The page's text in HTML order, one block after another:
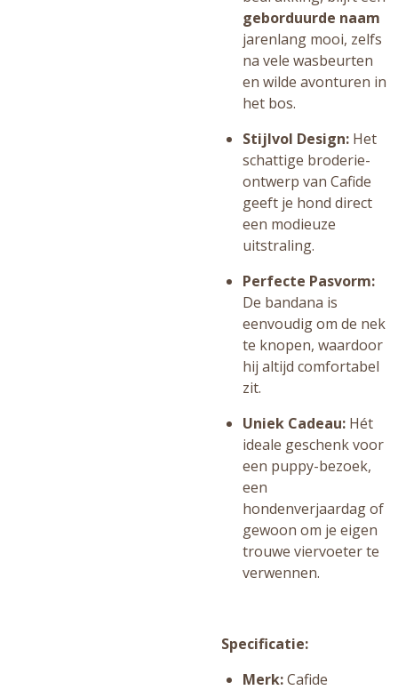
geborduurde naam
jarenlang mooi, zelfs
na vele wasbeurten
en wilde avonturen in
het bos.
Stijlvol Design: Het
schattige broderie-
ontwerp van Cafide
geeft je hond direct
een modieuze
uitstraling.
Perfecte Pasvorm:
De bandana is
eenvoudig om de nek
te knopen, waardoor
hij altijd comfortabel
zit.
Uniek Cadeau: Hét
ideale geschenk voor
een puppy-bezoek,
een
hondenverjaardag of
gewoon om je eigen
trouwe viervoeter te
verwennen.
Specificatie:
Merk:Cafide